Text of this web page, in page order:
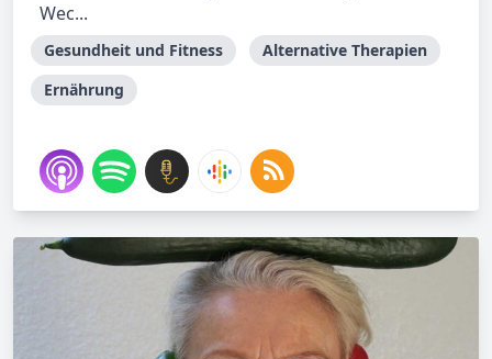
Wec...
Gesundheit und Fitness
Alternative Therapien
Ernährung